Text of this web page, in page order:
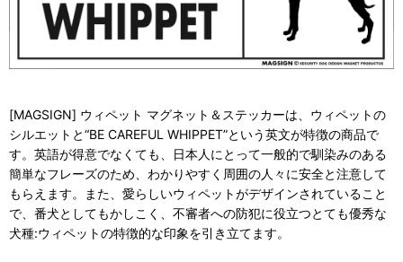
[MAGSIGN] ウィペット マグネット＆ステッカーは、ウィペットの
シルエットと“BE CAREFUL WHIPPET”という英文が特徴の商品で
す。英語が得意でなくても、日本人にとって一般的で馴染みのある
簡単なフレーズのため、わかりやすく周囲の人々に安全と注意して
もらえます。また、愛らしいウィペットがデザインされていること
で、番犬としてもかしこく、不審者への防犯に役立つとても優秀な
犬種:ウィペットの特徴的な印象を引き立てます。